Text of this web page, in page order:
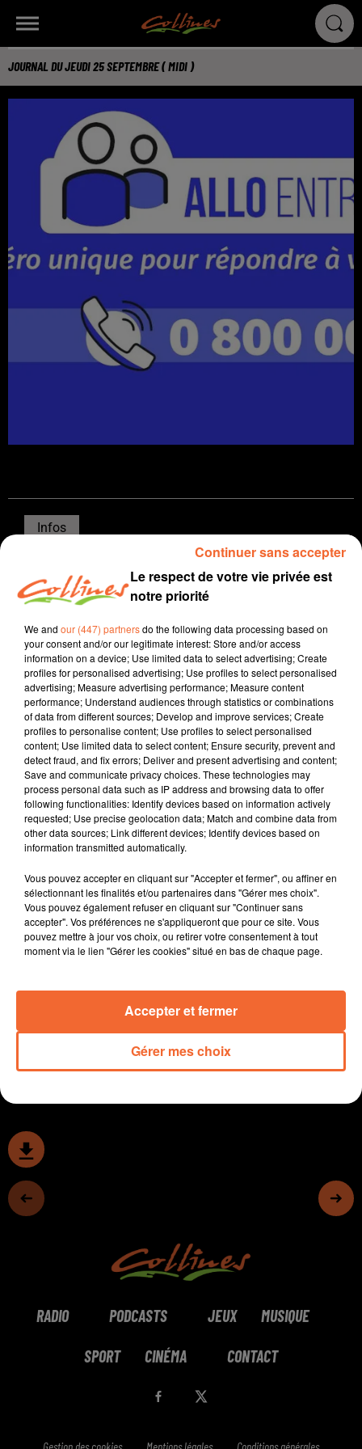
JOURNAL DU JEUDI 25 SEPTEMBRE ( MIDI )
Infos
JOURNAL DU JEUDI 25 SEPTEMBRE ( MIDI )
Patrice Bémanangy
L'info près de chez vous
La CCI des deux-sèvres lance le service " Allo Entreprise
79 " un numéro unique pour les entrepreneurs qui
traversent une période délicate et qui se posent des
questions ( photo ).
Entre démolition, réhabilitations, et requalifications, le
quartier de Valette à Bressuire va se transformer dans
les 10 prochaines années.
A Mauléon l'offre de logements se développe même si
elle reste insuffisante au regard de la loi SRU relative à
la solidarité et au renouvellement urbains.
Le festival Panique au Dancing à Niort est lancé ce soir
pour 3 jours d'un festival de danse dans l’espace
public et en salle imaginé par la Cie Volubilis en
partenariat avec Le Moulin du Roc.
Un concert voix et orgues en l’église Saint-Pierre de
Cant’Amüs et l’organiste David Sénéquier interpréteront
notamment la messe composée en 1963 à Argenton-
0:00 12 min 18 sec
RADIO PODCASTS JEUX MUSIQUE
SPORT CINÉMA CONTACT
Le respect de votre vie privée est
notre priorité
We and our (447) partnersdo the following data processing based on
your consent and/or our legitimate interest: Store and/or access
information on a device; Use limited data to select advertising; Create
profiles for personalised advertising; Use profiles to select personalised
advertising; Measure advertising performance; Measure content
performance; Understand audiences through statistics or combinations
of data from different sources; Develop and improve services; Create
profiles to personalise content; Use profiles to select personalised
content; Use limited data to select content; Ensure security, prevent and
detect fraud, and fix errors; Deliver and present advertising and content;
Save and communicate privacy choices. These technologies may
process personal data such as IP address and browsing data to offer
following functionalities: Identify devices based on information actively
requested; Use precise geolocation data; Match and combine data from
other data sources; Link different devices; Identify devices based on
information transmitted automatically.
Vous pouvez accepter en cliquant sur "Accepter et fermer", ou affiner en
sélectionnant les finalités et/ou partenaires dans "Gérer mes choix".
Vous pouvez également refuser en cliquant sur "Continuer sans
accepter". Vos préférences ne s'appliqueront que pour ce site. Vous
pouvez mettre à jour vos choix, ou retirer votre consentement à tout
moment via le lien "Gérer les cookies" situé en bas de chaque page.
Gérer mes choix
Accepter et fermer
Continuer sans accepter